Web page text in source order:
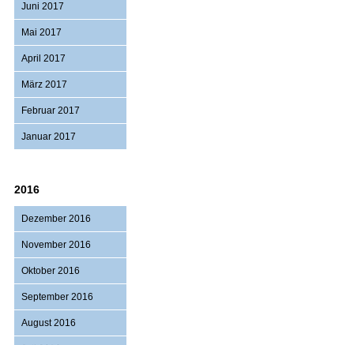
Juni 2017
Mai 2017
April 2017
März 2017
Februar 2017
Januar 2017
2016
Dezember 2016
November 2016
Oktober 2016
September 2016
August 2016